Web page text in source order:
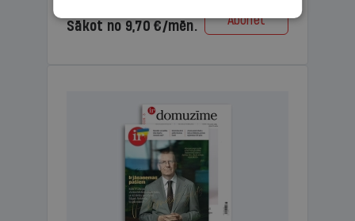
Sākot no 9,70 €/mēn. Abonēt